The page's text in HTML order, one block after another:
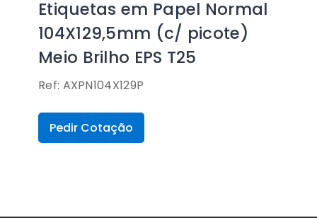
Etiquetas em Papel Normal
104X129,5mm (c/ picote)
Meio Brilho EPS T25
Ref: AXPN104X129P
Pedir Cotação